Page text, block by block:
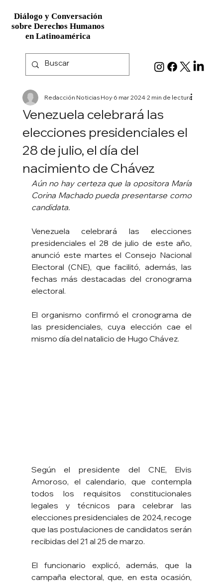
Diálogo y Conversación
sobre Derechos Humanos
en Latinoamérica
Diálogo y Conversación
sobre Derechos Humanos
en Latinoamérica
Venezuela celebrará las
elecciones presidenciales el
28 de julio, el día del
nacimiento de Chávez
Redacción Noticias Hoy 6 mar 2024 2 min de lectura
Aún no hay certeza que la opositora María
Corina Machado pueda presentarse como
candidata.
Venezuela celebrará las elecciones
presidenciales el 28 de julio de este año,
anunció este martes el Consejo Nacional
Electoral (CNE), que facilitó, además, las
fechas más destacadas del cronograma
electoral.
El organismo confirmó el cronograma de
las presidenciales, cuya elección cae el
mismo día del natalicio de Hugo Chávez.
Según el presidente del CNE, Elvis
Amoroso, el calendario, que contempla
todos los requisitos constitucionales
legales y técnicos para celebrar las
elecciones presidenciales de 2024, recoge
que las postulaciones de candidatos serán
recibidas del 21 al 25 de marzo.
El funcionario explicó, además, que la
campaña electoral, que, en esta ocasión,